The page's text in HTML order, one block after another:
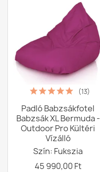
(13)
Padló Babzsákfotel
Babzsák XL Bermuda -
Outdoor Pro Kültéri
Vízálló
Szín: Fukszia
45 990,00 Ft